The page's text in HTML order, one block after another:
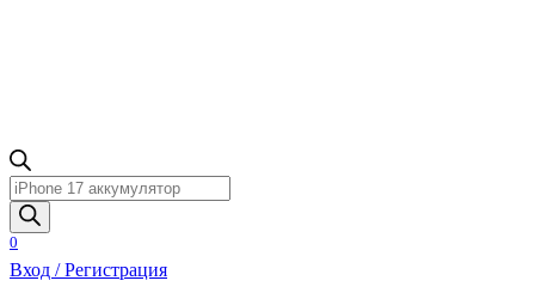
Поиск
товаров
0
Вход / Регистрация